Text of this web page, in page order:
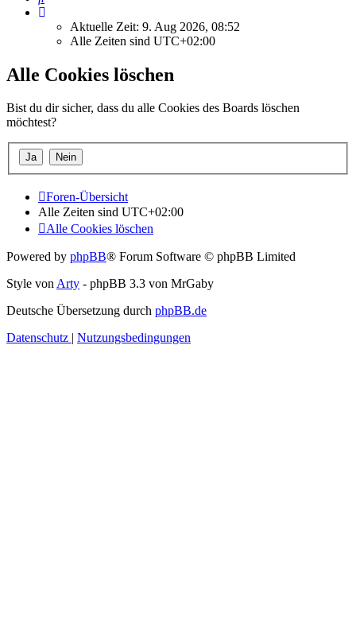
Aktuelle Zeit: 9. Aug 2026, 08:52
Alle Zeiten sind UTC+02:00
Alle Cookies löschen
Bist du dir sicher, dass du alle Cookies des Boards löschen
möchtest?
Foren-Übersicht
Alle Zeiten sind UTC+02:00
Alle Cookies löschen
Powered by phpBB® Forum Software © phpBB Limited
Style von Arty - phpBB 3.3 von MrGaby
Deutsche Übersetzung durch phpBB.de
Datenschutz | Nutzungsbedingungen